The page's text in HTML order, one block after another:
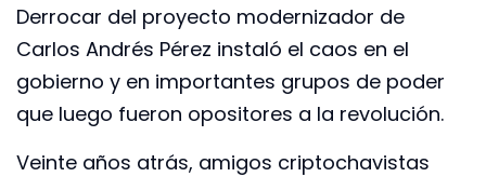
Derrocar del proyecto modernizador de
Carlos Andrés Pérez instaló el caos en el
gobierno y en importantes grupos de poder
que luego fueron opositores a la revolución.
Veinte años atrás, amigos criptochavistas